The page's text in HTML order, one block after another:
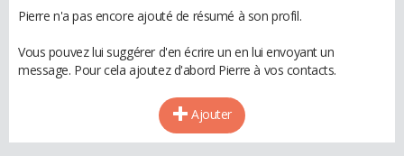
Pierre n'a pas encore ajouté de résumé à son profil.
Vous pouvez lui suggérer d'en écrire un en lui envoyant un
message. Pour cela ajoutez d'abord Pierre à vos contacts.
Ajouter